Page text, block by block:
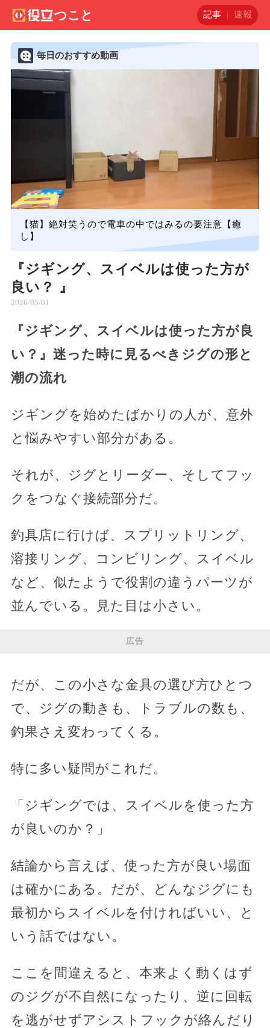
記事 速報
毎日のおすすめ動画
【猫】絶対笑うので電車の中ではみるの要注意【癒
し】
『ジギング、スイベルは使った方が
良い？ 』
2026/05/01
『ジギング、スイベルは使った方が良
い？』迷った時に見るべきジグの形と
潮の流れ
ジギングを始めたばかりの人が、意外
と悩みやすい部分がある。
それが、ジグとリーダー、そしてフッ
クをつなぐ接続部分だ。
釣具店に行けば、スプリットリング、
溶接リング、コンビリング、スイベル
など、似たようで役割の違うパーツが
並んでいる。見た目は小さい。
広告
だが、この小さな金具の選び方ひとつ
で、ジグの動きも、トラブルの数も、
釣果さえ変わってくる。
特に多い疑問がこれだ。
「ジギングでは、スイベルを使った方
が良いのか？」
結論から言えば、使った方が良い場面
は確かにある。だが、どんなジグにも
最初からスイベルを付ければいい、と
いう話ではない。
ここを間違えると、本来よく動くはず
のジグが不自然になったり、逆に回転
を逃がせずアシストフックが絡んだり